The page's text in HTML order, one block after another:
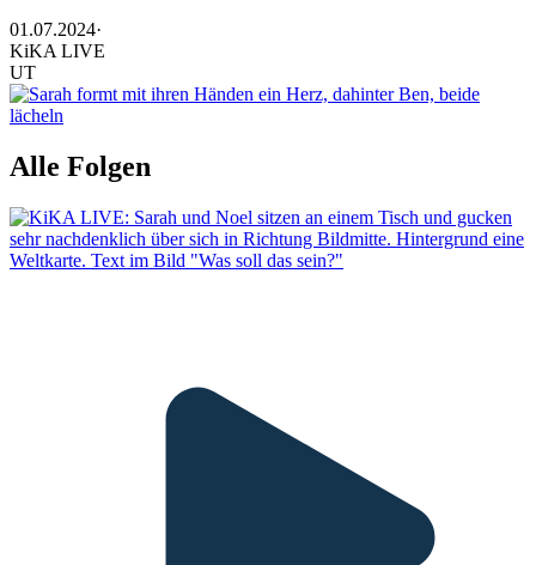
01.07.2024·
KiKA LIVE
UT
Alle Folgen